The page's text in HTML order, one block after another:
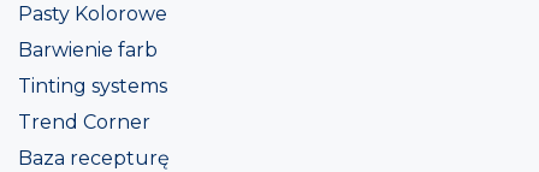
Pasty Kolorowe
Barwienie farb
Tinting systems
Trend Corner
Baza recepturę